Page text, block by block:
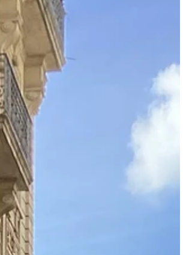
in Toulouse, wie überall in Europa. Die
reichen Gebäude, deren Fassaden aus
Holzstrukturen mit Ziegeln , weissen Stein
oder skulptieren Verzierungen bestanden.
Die Gebäude, die armen Familien gehörten,
in denen zwischen den Holzstrukturen St